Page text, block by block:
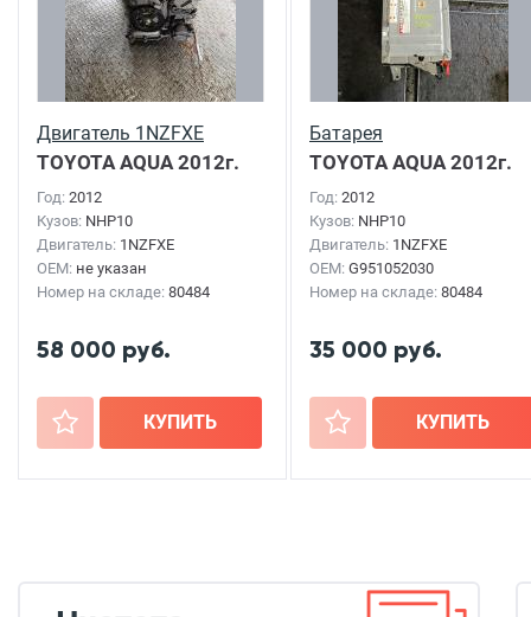
Двигатель 1NZFXE
TOYOTA AQUA2012г.
Год: 2012
Кузов: NHP10
Двигатель: 1NZFXE
OEM: не указан
Номер на складе: 80484
58 000 руб.
+ КУПИТЬ
Батарея
TOYOTA AQUA2012г.
Год: 2012
Кузов: NHP10
Двигатель: 1NZFXE
OEM: G951052030
Номер на складе: 80484
35 000 руб.
+ КУПИТЬ